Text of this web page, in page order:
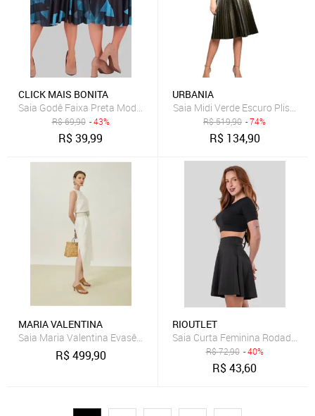
CLICK MAIS BONITA
Saia Godê Faixa Preta Moda Feminina
R$69,90 - 43%
R$39,99
URBANIA
Saia Midi Verde Escuro
R$519,90 - 74%
R$ 134,90
MARIA VALENTINA
Saia Maria Valentina Evasê Alta Curta Off-white
R$499,90
RIOUTLET
Saia Curta Feminina Rodada
R$72,90 - 40%
R$43,60